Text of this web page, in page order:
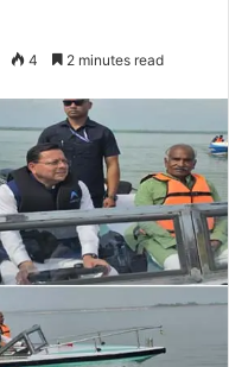
4 2 minutes read